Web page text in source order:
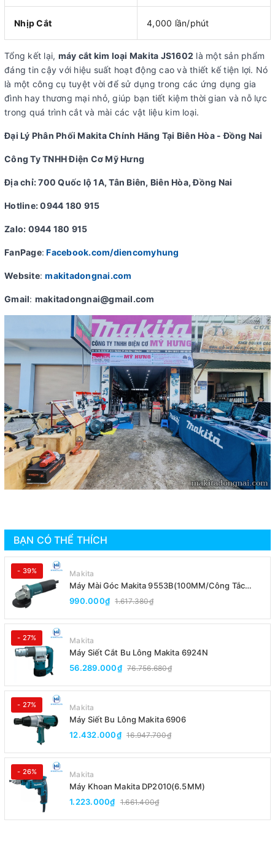
Nhịp Cắt 4,000 lần/phút
Tổng kết lại, máy cắt kim loại Makita JS1602 là một sản phẩm
đáng tin cậy với hiệu suất hoạt động cao và thiết kế tiện lợi. Nó
là một công cụ tuyệt vời để sử dụng trong các ứng dụng gia
đình hay thương mại nhỏ, giúp bạn tiết kiệm thời gian và nỗ lực
trong quá trình cắt và mài các vật liệu kim loại.
Đại Lý Phân Phối Makita Chính Hãng Tại Biên Hòa - Đồng Nai
Công Ty TNHH Điện Cơ Mỹ Hưng
Địa chỉ: 700 Quốc lộ 1A, Tân Biên, Biên Hòa, Đồng Nai
Hotline: 0944 180 915
Zalo: 0944 180 915
FanPage: Facebook.com/diencomyhung
Website:makitadongnai.com
Gmail: makitadongnai@gmail.com
BẠN CÓ THỂ THÍCH
- 39% Makita
Máy Mài Góc Makita 9553B(100MM/Công Tắc
Đuôi)
990.000₫ 1.617.380₫
- 27% Makita
Máy Siết Cắt Bu Lông Makita 6924N
56.289.000₫ 76.756.680₫
- 27% Makita
Máy Siết Bu Lông Makita 6906
12.432.000₫ 16.947.700₫
- 26% Makita
Máy Khoan Makita DP2010(6.5MM)
1.223.000₫ 1.661.400₫